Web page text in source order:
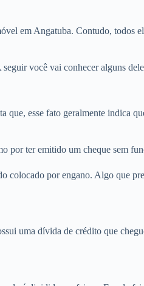
em Angatuba. Contudo, todos
você vai conhecer alguns
esse fato geralmente indica
por ter emitido um cheque sem
colocado por engano. Algo que
uma dívida de crédito que